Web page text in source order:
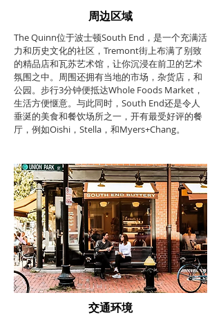
周边区域
The Quinn位于波士顿South End，是一个充满活
力和历史文化的社区，Tremont街上布满了别致
的精品店和瓦苏艺术馆，让你沉浸在前卫的艺术
氛围之中。周围还拥有当地的市场，杂货店，和
公园。步行3分钟便抵达Whole Foods Market，
生活方便惬意。与此同时，South End还是令人
垂涎的美食和餐饮场所之一，开有最受好评的餐
厅，例如Oishi，Stella，和Myers+Chang。
交通环境